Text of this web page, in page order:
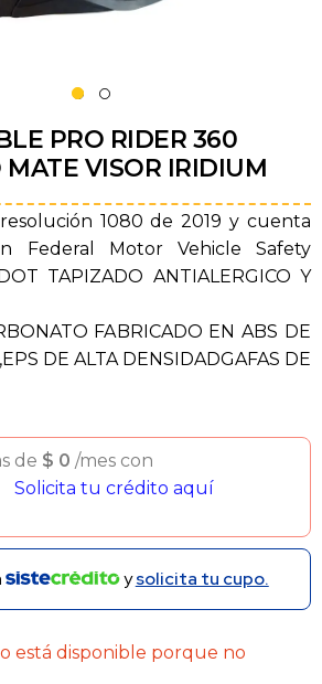
PRO RIDER 360
VISOR IRIDIUM
1080 de 2019 y cuenta
Federal Motor Vehicle Safety
TAPIZADO ANTIALERGICO Y
FABRICADO EN ABS DE
DE ALTA DENSIDADGAFAS DE
de $ 0 /mes con
Solicita tu crédito aquí
ysolicita tu cupo.
está disponible porque no